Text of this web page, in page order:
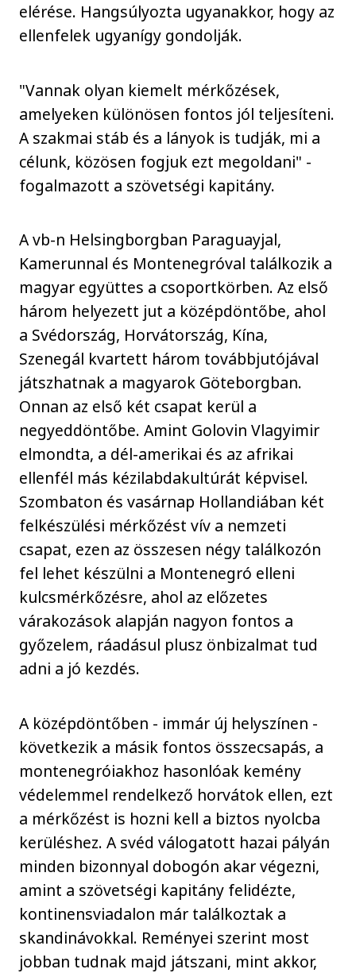
elérése. Hangsúlyozta ugyanakkor, hogy az
ellenfelek ugyanígy gondolják.
"Vannak olyan kiemelt mérkőzések,
amelyeken különösen fontos jól teljesíteni.
A szakmai stáb és a lányok is tudják, mi a
célunk, közösen fogjuk ezt megoldani" -
fogalmazott a szövetségi kapitány.
A vb-n Helsingborgban Paraguayjal,
Kamerunnal és Montenegróval találkozik a
magyar együttes a csoportkörben. Az első
három helyezett jut a középdöntőbe, ahol
a Svédország, Horvátország, Kína,
Szenegál kvartett három továbbjutójával
játszhatnak a magyarok Göteborgban.
Onnan az első két csapat kerül a
negyeddöntőbe. Amint Golovin Vlagyimir
elmondta, a dél-amerikai és az afrikai
ellenfél más kézilabdakultúrát képvisel.
Szombaton és vasárnap Hollandiában két
felkészülési mérkőzést vív a nemzeti
csapat, ezen az összesen négy találkozón
fel lehet készülni a Montenegró elleni
kulcsmérkőzésre, ahol az előzetes
várakozások alapján nagyon fontos a
győzelem, ráadásul plusz önbizalmat tud
adni a jó kezdés.
A középdöntőben - immár új helyszínen -
következik a másik fontos összecsapás, a
montenegróiakhoz hasonlóak kemény
védelemmel rendelkező horvátok ellen, ezt
a mérkőzést is hozni kell a biztos nyolcba
kerüléshez. A svéd válogatott hazai pályán
minden bizonnyal dobogón akar végezni,
amint a szövetségi kapitány felidézte,
kontinensviadalon már találkoztak a
skandinávokkal. Reményei szerint most
jobban tudnak majd játszani, mint akkor,